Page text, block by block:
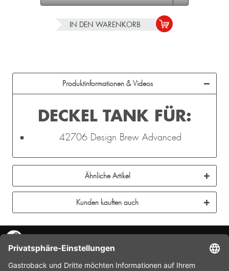
IN DEN WARENKORB
Produktinformationen & Videos
DECKEL TANK FÜR:
42706 Design Brew Advanced
Ähnliche Artikel
Kunden kauften auch